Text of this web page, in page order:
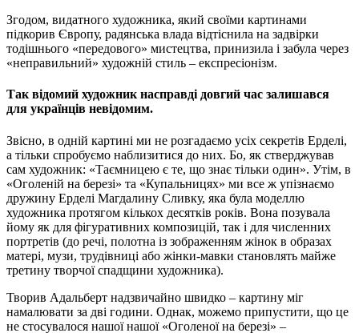
Згодом, видатного художника, який своїми картинами
підкорив Європу, радянська влада відтіснила на задвірки
тодішнього «передового» мистецтва, принизила і забула через
«неправильний» художній стиль – експресіонізм.
Так відомий художник насправді довгий час залишався
для українців невідомим.
Звісно, в одній картині ми не розгадаємо усіх секретів Ерделі,
а тільки спробуємо наблизитися до них. Бо, як стверджував
сам художник: «Таємницею є те, що знає тільки один». Утім, в
«Оголеній на березі» та «Купальницях» ми все ж упізнаємо
дружину Ерделі Магдалину Сливку, яка була моделлю
художника протягом кількох десятків років. Вона позувала
йому як для фігуративних композицій, так і для численних
портретів (до речі, полотна із зображенням жінок в образах
матері, музи, трудівниці або жінки-мавки становлять майже
третину творчої спадщини художника).
Творив Адальберт надзвичайно швидко – картину міг
намалювати за дві години. Однак, можемо припустити, що це
не стосувалося нашої нашої «Оголеної на березі» –